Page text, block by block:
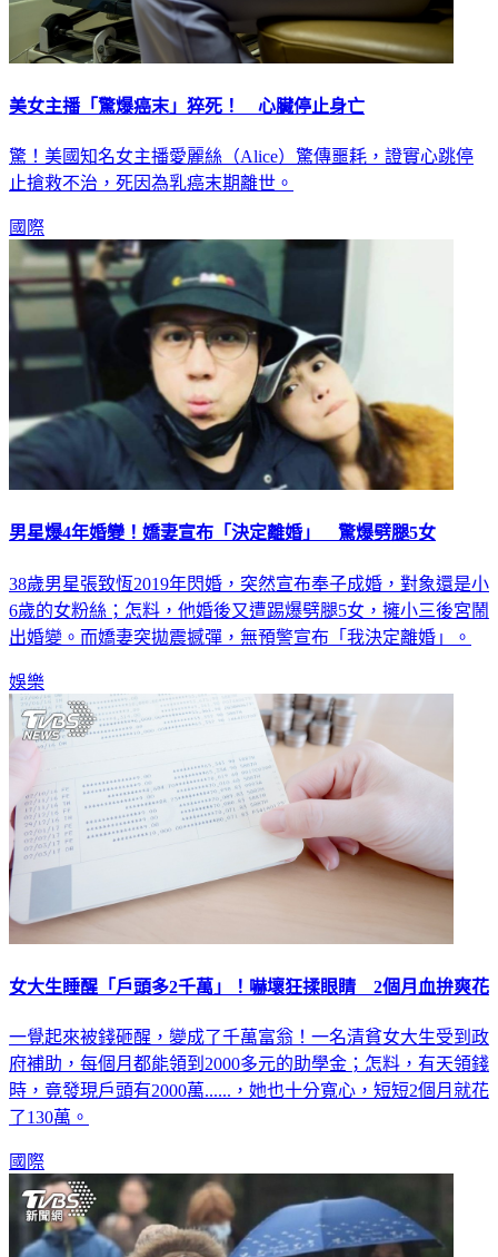
美女主播「驚爆癌末」猝死！ 心臟停止身亡
驚！美國知名女主播愛麗絲（Alice）驚傳噩耗，證實心跳停
止搶救不治，死因為乳癌末期離世。
國際
男星爆4年婚變！嬌妻宣布「決定離婚」 驚爆劈腿5女
38歲男星張致恆2019年閃婚，突然宣布奉子成婚，對象還是小
6歲的女粉絲；怎料，他婚後又遭踢爆劈腿5女，擁小三後宮鬧
出婚變。而嬌妻突拋震撼彈，無預警宣布「我決定離婚」。
娛樂
女大生睡醒「戶頭多2千萬」！嚇壞狂揉眼睛 2個月血拚爽花
一覺起來被錢砸醒，變成了千萬富翁！一名清貧女大生受到政
府補助，每個月都能領到2000多元的助學金；怎料，有天領錢
時，竟發現戶頭有2000萬......，她也十分寬心，短短2個月就花
了130萬。
國際